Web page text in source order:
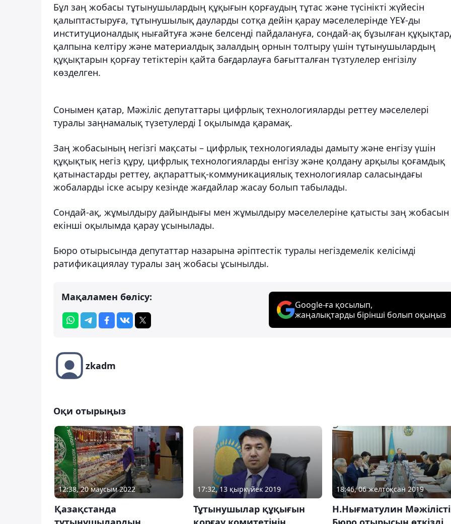
Бұл заң жобасы тұтынушылардың құқығын қорғаудың тұтас және түсінікті жүйесін
қалыптастыруға, тұтынушылық дауларды сотқа дейін қарау мәселелерінде ҮЕҰ-ды
институционалдық нығайтуға және белсенді пайдалануға, сондай-ақ бұзылған
қалпына келтіру және материалдық залалдың орнын толтыру үшін тұтынушылардың
құқықтарын қорғау тетіктерін қайта бағдарлауға бағытталған түзтулелер енгізілу
көзделген.
Сонымен қатар, Мәжіліс депутаттары цифрлық технологияларды реттеу мәселелері
туралы заңнамалық түзетулерді I оқылымда қарамақ.
Заң жобасының негізгі мақсаты – цифрлық технологиялады дамыту және енгізу үшін
құқықтық негіз құру, цифрлық технологияларды енгізу және қолдану арқылы қоғамдық
қатынастарды реттеу, ақпараттық-коммуникациялық технологиялар саласындағы
жобаларды іске асыру кезінде жағдайлар жасау болып табылады.
Сондай-ақ, жұмылдыру дайындығы мен жұмылдыру мәселелеріне қатысты заң жобасын
екінші оқылымда қарау ұсынылады.
Бюро отырысында депутаттар назарына әріптестік туралы негіздемелік келісімді
ратификациялау туралы заң жобасы ұсынылды.
Мақаламен бөлісу:
Google-ға қосылып,
жаңалықтарды бірінші болып оқыңыз
zkadm
Оқи отырыңыз
12:38, 20 маусым 2022
Қазақстанда
17:32, 13 қыркүйек 2019
Тұтынушылар құқығын
18:46, 06 желтоқсан 2019
Н.Нығматулин